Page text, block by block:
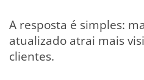
A resposta é simples:
atualizado atrai mais
clientes.